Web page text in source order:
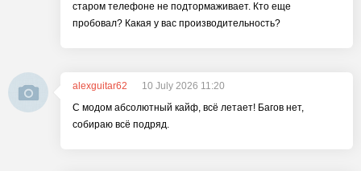
старом телефоне не подтормаживает. Кто еще
пробовал? Какая у вас производительность?
alexguitar62
10 July 2026 11:20
С модом абсолютный кайф, всё летает! Багов нет,
собираю всё подряд.